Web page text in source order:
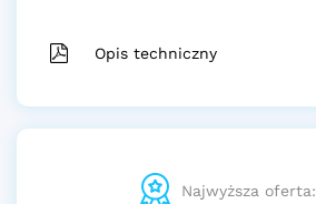
Opis techniczny
Najwyższa oferta: